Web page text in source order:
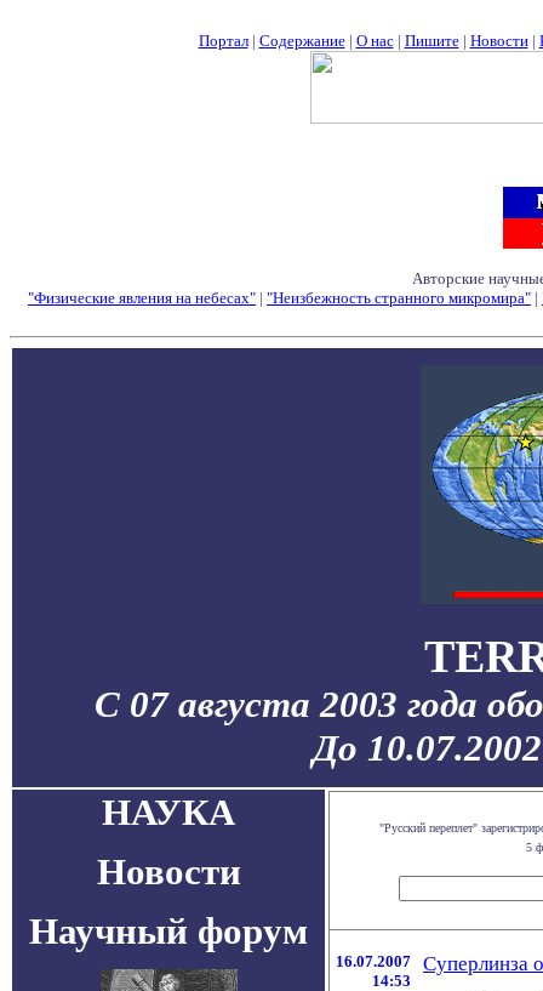
Портал| Содержание| О нас| Пишите| Новости|
Авторские
"Физические явления на небесах" | "Неизбежность странного микромира" |
С 07 августа 2003 года
До
НАУКА
Новости
Научный форум
"Русский переплет"
5
16.07.2007
14:53
Суперлинза